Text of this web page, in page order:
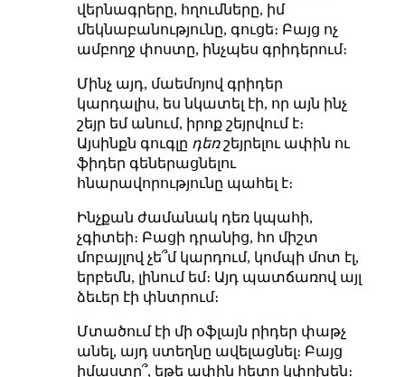
վերնագրերը, հղումները, իմ
մեկնաբանությունը, գուցե։ Բայց ոչ
ամբողջ փոստը, ինչպես գրիդերում։
Մինչ այդ, մաեմոյով գրիդեր
կարդալիս, ես նկատել էի, որ այն ինչ
շեյր եմ անում, իրոք շեյրվում է։
Այսինքն գուգլը դեռշեյրելու ափին ու
ֆիդեր գեներացնելու
հնարավորությունը պահել է։
Ինչքան ժամանակ դեռ կպահի,
չգիտեի։ Բացի դրանից, հո միշտ
մոբայլով չե՞մ կարդում, կոմպի մոտ էլ,
երբեմն, լինում եմ։ Այդ պատճառով այլ
ձեւեր էի փնտրում։
Մտածում էի մի օֆլայն րիդեր փաթչ
անել, այդ ստեղնը ավելացնել։ Բայց
իմաստը՞, եթե ափին հետո կփոխեն։